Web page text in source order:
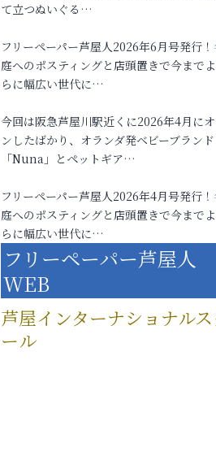
て立つぬいぐる…
フリーペーパー芦屋人2026年6月号発行
庭へのポスティングと店頭置きで今まで
らに幅広い世代に…
今回は阪急芦屋川駅近くに2026年4月に
ンしたばかり、オランダ発ベビーブランド
「Nuna」とペットギア…
フリーペーパー芦屋人2026年4月号発行
庭へのポスティングと店頭置きで今まで
らに幅広い世代に…
フリーペーパー芦屋人
WEB
芦屋インターナショナルス
ール